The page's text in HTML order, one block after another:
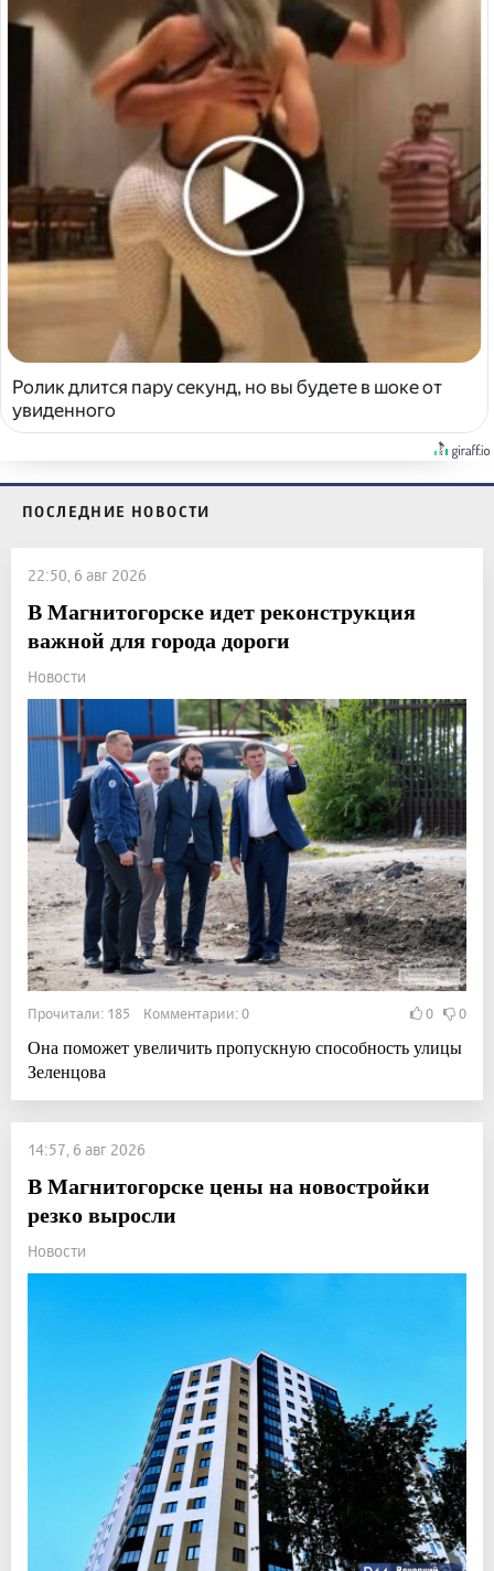
Ролик длится пару секунд, но вы будете в шоке от
увиденного
ПОСЛЕДНИЕ НОВОСТИ
22:50, 6 авг 2026
В Магнитогорске идет реконструкция
важной для города дороги
Новости
Прочитали: 185 Комментарии: 0 0 0
Она поможет увеличить пропускную способность улицы
Зеленцова
14:57, 6 авг 2026
В Магнитогорске цены на новостройки
резко выросли
Новости